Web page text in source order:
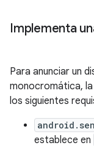
Implementa
Para anunciar un
monocromática, la
los siguientes
establece en